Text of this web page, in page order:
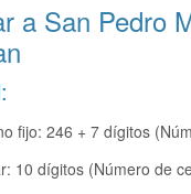
a San Pedro
fijo: 246 + 7 dígitos
10 dígitos (Número de